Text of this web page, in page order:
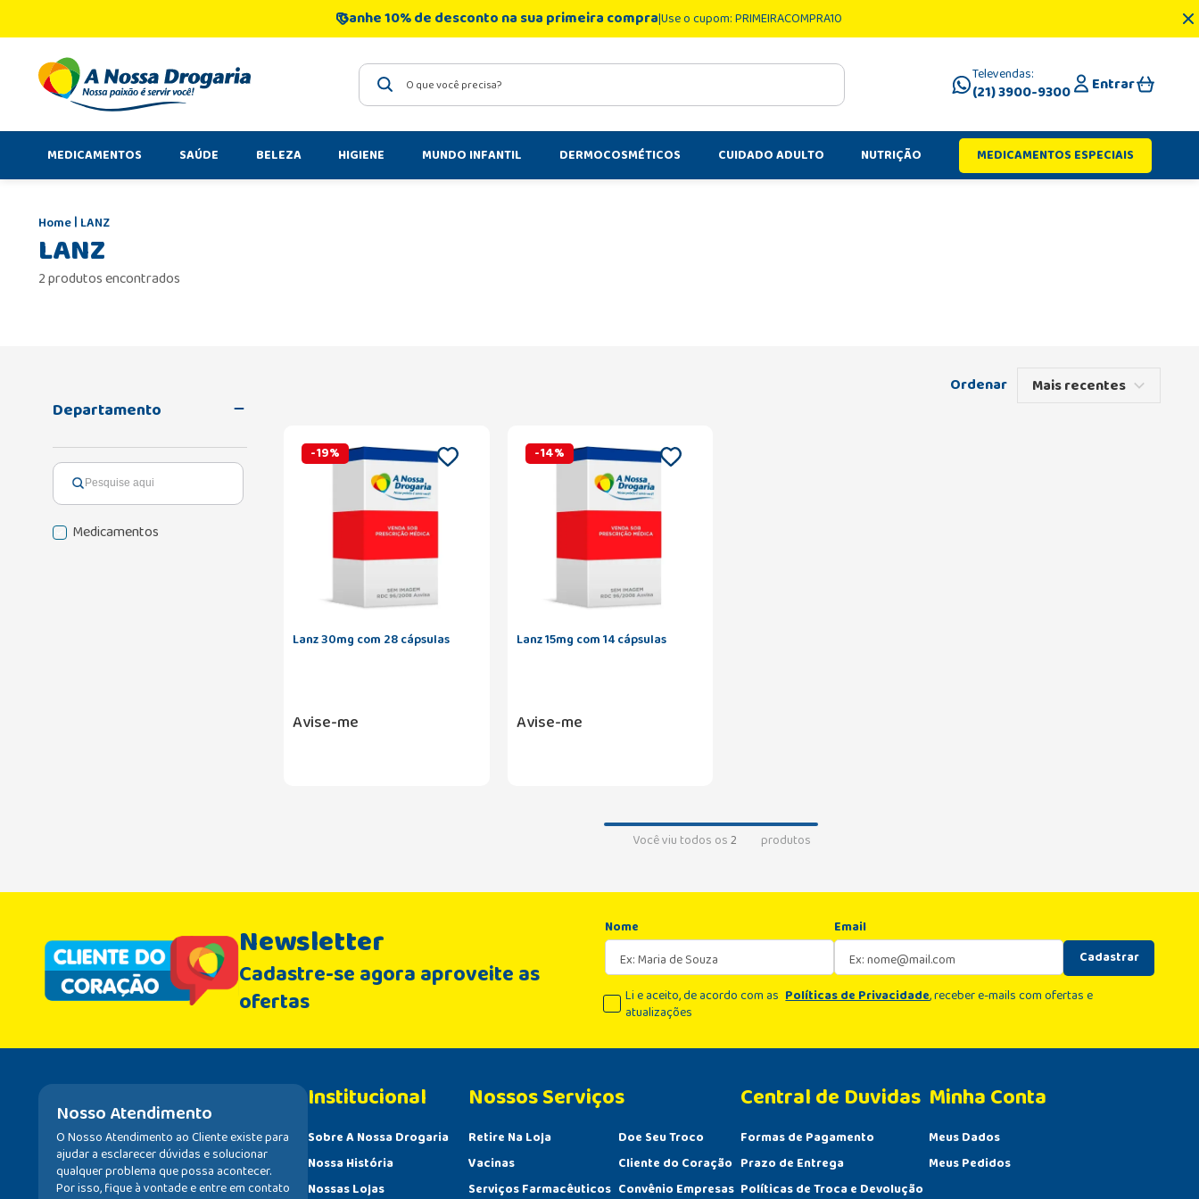
Ganhe 10% de desconto na sua primeira compraUse o cupom: PRIMEIRACOMPRA10
O que você precisa? Televendas:
(21) 3900-9300 Entrar
MEDICAMENTOS SAÚDE BELEZA HIGIENE MUNDO INFANTIL DERMOCOSMÉTICOS CUIDADO ADULTO NUTRIÇÃO MEDICAMENTOS ESPECIAIS
LANZ
LANZ
2 produtos encontrados
Departamento
Medicamentos
Mais recentes
-19%
Lanz 30mg com 28 cápsulas
Avise-me
-14%
Lanz 15mg com 14 cápsulas
Avise-me
Você viu todos os2 produtos
Newsletter
Cadastre-se agora aproveite as
ofertas
Nome
Email
Cadastrar
Li e aceito, de acordo com as Políticas de Privacidade, receber e-mails com ofertas e
atualizações
Nosso Atendimento
O Nosso Atendimento ao Cliente existe para
ajudar a esclarecer dúvidas e solucionar
qualquer problema que possa acontecer.
Por isso, fique à vontade e entre em contato
Institucional
Sobre A Nossa Drogaria
Nossa História
Nossas Lojas
Retire Na Loja
Vacinas
Serviços Farmacêuticos
Doe Seu Troco
Cliente do Coração
Convênio Empresas
Central de Duvidas
Formas de Pagamento
Prazo de Entrega
Políticas de Troca e Devolução
Minha Conta
Meus Dados
Meus Pedidos